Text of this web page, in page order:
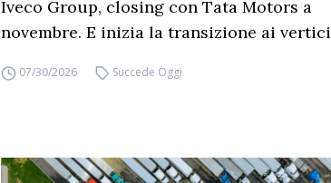
Iveco Group, closing con Tata Motors a
novembre. E inizia la transizione ai vertici
07/30/2026 Succede Oggi